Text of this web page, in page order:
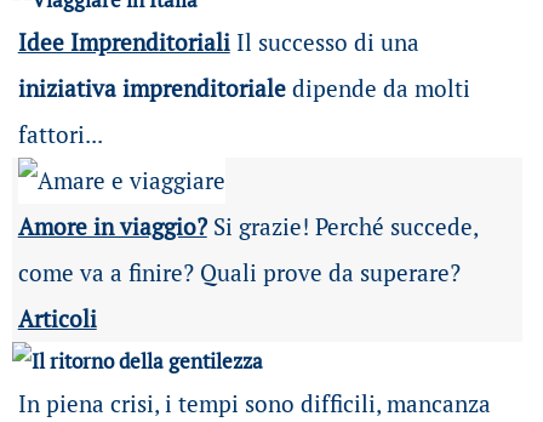
Idee ImprenditorialiIl successo di una
iniziativa imprenditorialedipende da molti
fattori...
Amore in viaggio?Si grazie! Perché succede,
come va a finire? Quali prove da superare?
Articoli
In piena crisi, i tempi sono difficili, mancanza